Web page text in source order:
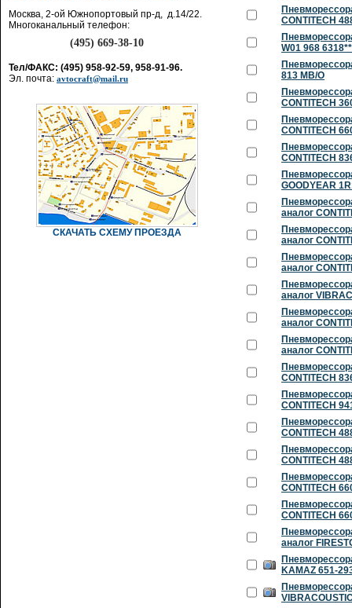
Москва, 2-ой Южнопортовый пр-д, д.14/22.
Многоканальный телефон:
(495) 669-38-10
Тел/ФАКС: (495) 958-92-59, 958-91-96.
Эл. почта: avtocraft@mail.ru
СКАЧАТЬ СХЕМУ ПРОЕЗДА
CONTITECH
W01 968
813 MB/O
CONTITECH
CONTITECH
CONTITECH
GOODYEAR
аналог
аналог
аналог
аналог
аналог
аналог
CONTITECH
CONTITECH
CONTITECH
CONTITECH
CONTITECH
CONTITECH
аналог
KAMAZ 651-